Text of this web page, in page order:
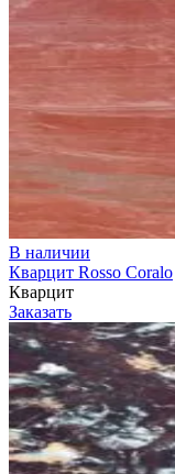
В наличии
Кварцит Rosso Coralo
Кварцит
Заказать